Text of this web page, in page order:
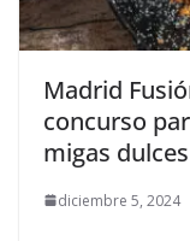
Madrid
concurso
migas dulces
diciembre 5, 2024